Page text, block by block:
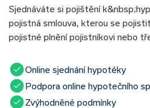
Sjednáváte si pojištění
pojistná smlouva, kterou se
pojistné plnění pojistníkovi nebo
Online sjednání hypotéky
Podpora online hypotečního
Zvýhodněné podmínky